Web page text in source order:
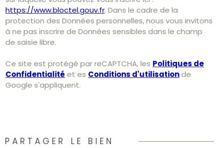
https://www.bloctel.gouv.fr. Dans le cadre de la
protection des Données personnelles, nous vous invitons
à ne pas inscrire de Données sensibles dans le champ
de saisie libre.
Ce site est protégé par reCAPTCHA, les Politiques de
Confidentialité et es Conditions d'utilisationde
Google s'appliquent.
PARTAGER LE BIEN